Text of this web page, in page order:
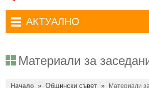
Достъп до информация
Антикорупция
Профил на купувача
Туристически маршрути
Туристически информационен център
Съобщения
Материали за
Начало »Общински съвет » Материали
Комплексно административно обслужване
АКТУАЛНО
Въвеждане на еврото в България